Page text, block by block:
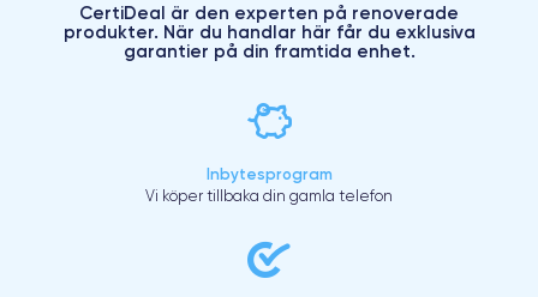
CertiDeal är den experten på renoverade
produkter. När du handlar här får du exklusiva
garantier på din framtida enhet.
Inbytesprogram
Vi köper tillbaka din gamla telefon